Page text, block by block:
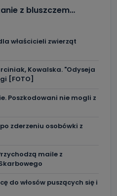
z bluszczem…
właścicieli zwierząt
Kowalska. "Odyseja
[FOTO]
Poszkodowani nie mogli z
zderzeniu osobówki z
maile z
do włosów puszących się i